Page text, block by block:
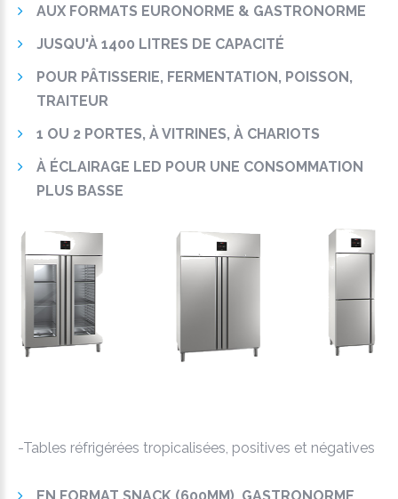
AUX FORMATS EURONORME & GASTRONORME
JUSQU'À 1400 LITRES DE CAPACITÉ
POUR PÂTISSERIE, FERMENTATION, POISSON,
TRAITEUR
1 OU 2 PORTES, À VITRINES, À CHARIOTS
À ÉCLAIRAGE LED POUR UNE CONSOMMATION
PLUS BASSE
-Tables réfrigérées tropicalisées, positives et négatives